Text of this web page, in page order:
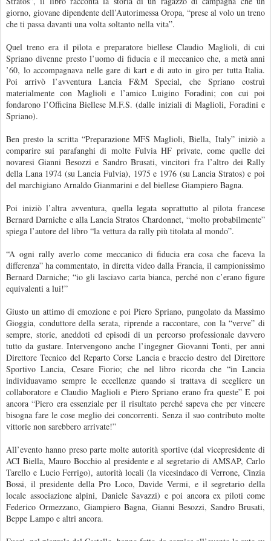
giorno, giovane dipendente dell’Autorimessa Oropa, “prese al volo un treno
che ti passa davanti una volta soltanto nella vita”.
Quel treno era il pilota e preparatore biellese Claudio Maglioli, di cui
Spriano divenne presto l’uomo di fiducia e il meccanico che, a metà anni
’60, lo accompagnava nelle gare di kart e di auto in giro per tutta Italia.
Poi arrivò l’avventura Lancia F&M Special, che Spriano costruì
materialmente con Maglioli e l’amico Luigino Foradini; con cui poi
fondarono l’Officina Biellese M.F.S. (dalle iniziali di Maglioli, Foradini e
Spriano).
Ben presto la scritta “Preparazione MFS Maglioli, Biella, Italy” iniziò a
comparire sui parafanghi di molte Fulvia HF private, come quelle dei
novaresi Gianni Besozzi e Sandro Brusati, vincitori fra l’altro dei Rally
della Lana 1974 (su Lancia Fulvia), 1975 e 1976 (su Lancia Stratos) e poi
del marchigiano Arnaldo Gianmarini e del biellese Giampiero Bagna.
Poi iniziò l’altra avventura, quella legata soprattutto al pilota francese
Bernard Darniche e alla Lancia Stratos Chardonnet, “molto probabilmente”
spiega l’autore del libro “la vettura da rally più titolata al mondo”.
“A ogni rally averlo come meccanico di fiducia era cosa che faceva la
differenza” ha commentato, in diretta video dalla Francia, il campionissimo
Bernard Darniche; “io gli lasciavo carta bianca, perché non c’erano figure
equivalenti a lui!”
Giusto un attimo di emozione e poi Piero Spriano, pungolato da Massimo
Gioggia, conduttore della serata, riprende a raccontare, con la “verve” di
sempre, storie, aneddoti ed episodi di un percorso professionale davvero
tutto da gustare. Intervengono anche l’ingegner Giovanni Tonti, per anni
Direttore Tecnico del Reparto Corse Lancia e braccio destro del Direttore
Sportivo Lancia, Cesare Fiorio; che nel libro ricorda che “in Lancia
individuavamo sempre le eccellenze quando si trattava di scegliere un
collaboratore e Claudio Maglioli e Piero Spriano erano fra queste” E poi
ancora “Piero era essenziale per il risultato perché sapeva che per vincere
bisogna fare le cose meglio dei concorrenti. Senza il suo contributo molte
vittorie non sarebbero arrivate!”
All’evento hanno preso parte molte autorità sportive (dal vicepresidente di
ACI Biella, Mauro Bocchio al presidente e al segretario di AMSAP, Carlo
Tarello e Lucio Ferrigo), autorità locali (la vicesindaco di Verrone, Cinzia
Bossi, il presidente della Pro Loco, Davide Vermi, e il segretario della
locale associazione alpini, Daniele Savazzi) e poi ancora ex piloti come
Federico Ormezzano, Giampiero Bagna, Gianni Besozzi, Sandro Brusati,
Beppe Lampo e altri ancora.